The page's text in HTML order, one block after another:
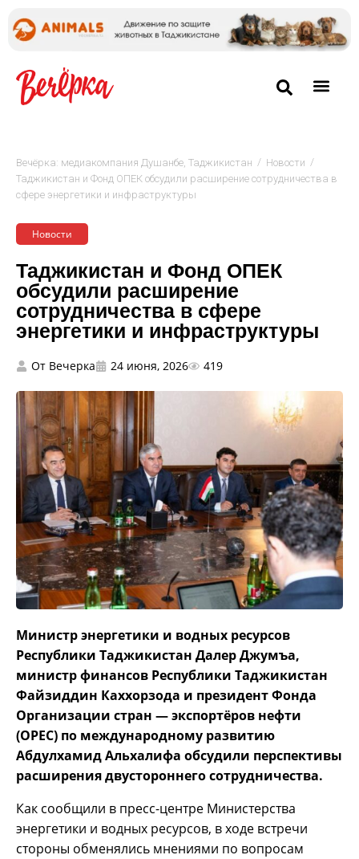
Вечёрка: медиакомпания Душанбе, Таджикистан / Новости /
Таджикистан и Фонд ОПЕК обсудили расширение сотрудничества в
сфере энергетики и инфраструктуры
Новости
Таджикистан и Фонд ОПЕК
обсудили расширение
сотрудничества в сфере
энергетики и инфраструктуры
От Вечерка 24 июня, 2026 419
Министр энергетики и водных ресурсов
Республики Таджикистан Далер Джумъа,
министр финансов Республики Таджикистан
Файзиддин Каххорзода и президент Фонда
Организации стран — экспортёров нефти
(OPEC) по международному развитию
Абдулхамид Альхалифа обсудили перспективы
расширения двустороннего сотрудничества.
Как сообщили в пресс-центре Министерства
энергетики и водных ресурсов, в ходе встречи
стороны обменялись мнениями по вопросам